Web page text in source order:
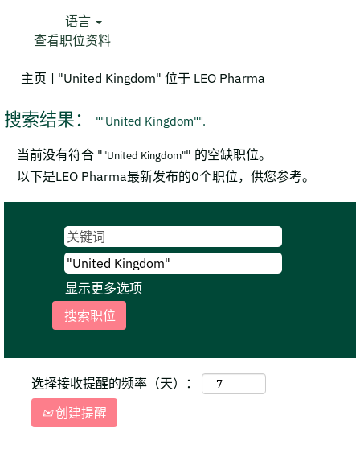
语言
查看职位资料
主页 | "United Kingdom" 位于 LEO Pharma
搜索结果： ""United Kingdom"".
当前没有符合 ""United Kingdom"" 的空缺职位。
以下是LEO Pharma最新发布的0个职位，供您参考。
显示更多选项
选择接收提醒的频率（天）：
创建提醒